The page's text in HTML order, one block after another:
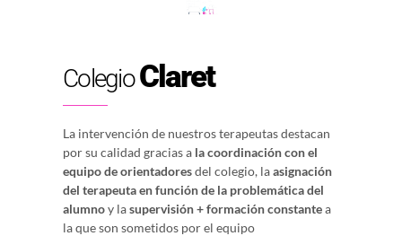
ColegioClaret
La intervención de nuestros terapeutas destacan
por su calidad gracias a la coordinación con el
equipo de orientadoresdel colegio, laasignación
del terapeuta en función de la problemática del
alumnoy lasupervisión + formación constantea
la que son sometidos por el equipo